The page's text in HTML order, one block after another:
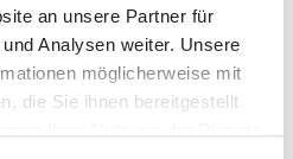
an unsere Partner für
Analysen weiter. Unsere
möglicherweise mit
die Sie ihnen bereitgestellt